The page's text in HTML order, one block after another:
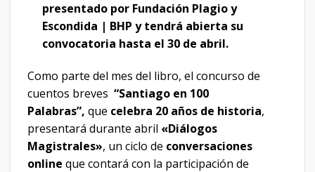
presentado por Fundación Plagio y
Escondida | BHP y tendrá abierta su
convocatoria hasta el 30 de abril.
Como parte del mes del libro, el concurso de
cuentos breves “Santiago en 100
Palabras”, que celebra 20 años de historia,
presentará durante abril «Diálogos
Magistrales», un ciclo de conversaciones
online que contará con la participación de